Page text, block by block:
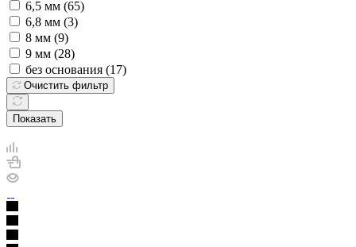
6,5 мм (65)
6,8 мм (3)
8 мм (9)
9 мм (28)
без основания (17)
Очистить фильтр
Показать